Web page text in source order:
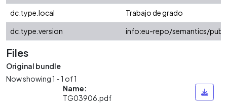
dc.type.local
Trabajo de grado
dc.type.version
info:eu-repo/semantics/
Files
Original bundle
Now showing1 - 1 of 1
Name:
TG03906.pdf